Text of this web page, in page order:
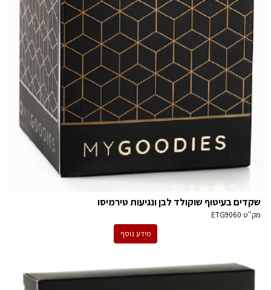
שקדים בעיטוף שוקולד לבן ונגיעות טירמיסו
מק''ט ETG9060
מידע נוסף